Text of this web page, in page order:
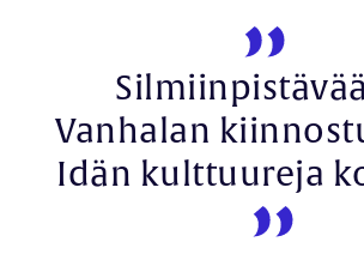
Vanhalan
Idän kulttuureja